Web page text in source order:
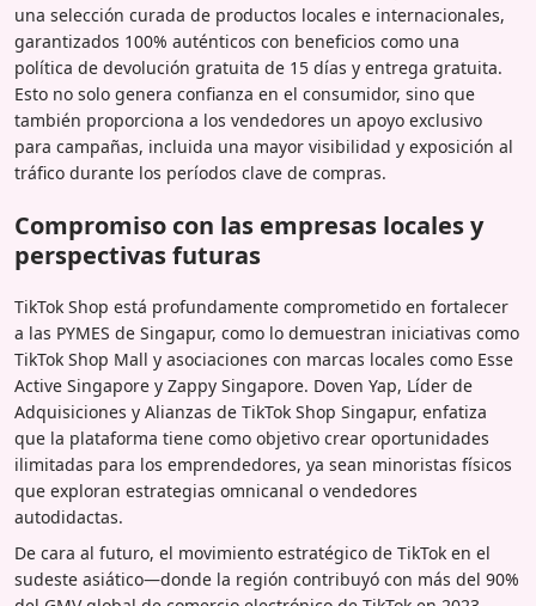
una selección curada de productos locales e internacionales,
garantizados 100% auténticos con beneficios como una
política de devolución gratuita de 15 días y entrega gratuita.
Esto no solo genera confianza en el consumidor, sino que
también proporciona a los vendedores un apoyo exclusivo
para campañas, incluida una mayor visibilidad y exposición al
tráfico durante los períodos clave de compras.
Compromiso con las empresas locales y
perspectivas futuras
TikTok Shop está profundamente comprometido en fortalecer
a las PYMES de Singapur, como lo demuestran iniciativas como
TikTok Shop Mall y asociaciones con marcas locales como Esse
Active Singapore y Zappy Singapore. Doven Yap, Líder de
Adquisiciones y Alianzas de TikTok Shop Singapur, enfatiza
que la plataforma tiene como objetivo crear oportunidades
ilimitadas para los emprendedores, ya sean minoristas físicos
que exploran estrategias omnicanal o vendedores
autodidactas.
De cara al futuro, el movimiento estratégico de TikTok en el
sudeste asiático—donde la región contribuyó con más del 90%